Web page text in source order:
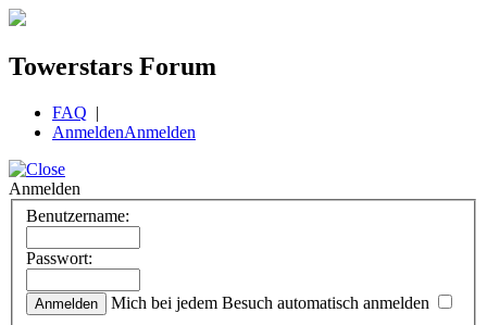
Towerstars Forum
FAQ |
AnmeldenAnmelden
Anmelden
Benutzername:
Passwort:
Mich bei jedem Besuch automatisch anmelden